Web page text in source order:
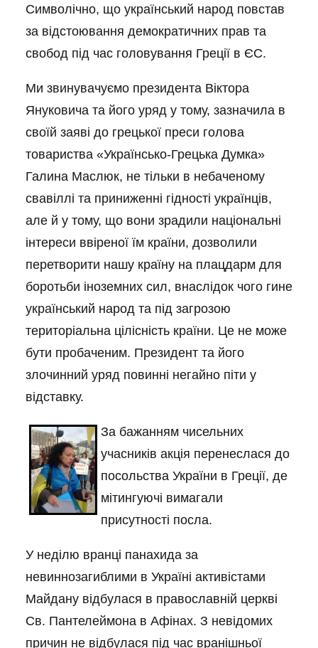
Символічно, що український народ повстав
за відстоювання демократичних прав та
свобод під час головування Греції в ЄС.
Ми звинувачуємо президента Віктора
Януковича та його уряд у тому, зазначила в
своїй заяві до грецької преси голова
товариства «Українсько-Грецька Думка»
Галина Маслюк, не тільки в небаченому
свавіллі та приниженні гідності українців,
але й у тому, що вони зрадили національні
інтереси ввіреної їм країни, дозволили
перетворити нашу країну на плацдарм для
боротьби іноземних сил, внаслідок чого гине
український народ та під загрозою
територіальна цілісність країни. Це не може
бути пробаченим. Президент та його
злочинний уряд повинні негайно піти у
відставку.
За бажанням чисельних
учасників акція перенеслася до
посольства України в Греції, де
мітингуючі вимагали
присутності посла.
У неділю вранці панахида за
невиннозагиблими в Україні активістами
Майдану відбулася в православній церкві
Св. Пантелеймона в Афінах. З невідомих
причин не відбулася під час вранішньої